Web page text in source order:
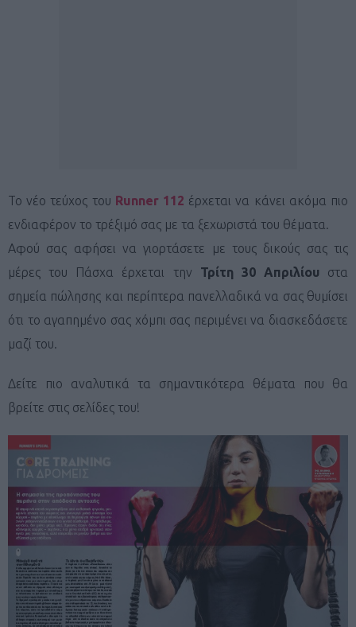
Το νέο τεύχος του Runner 112 έρχεται να κάνει ακόμα πιο
ενδιαφέρον το τρέξιμό σας με τα ξεχωριστά του θέματα.
Αφού σας αφήσει να γιορτάσετε με τους δικούς σας τις
μέρες του Πάσχα έρχεται την Τρίτη 30 Απριλίουστα
σημεία πώλησης και περίπτερα πανελλαδικά να σας θυμίσει
ότι το αγαπημένο σας χόμπι σας περιμένει να διασκεδάσετε
μαζί του.
Δείτε πιο αναλυτικά τα σημαντικότερα θέματα που θα
βρείτε στις σελίδες του!